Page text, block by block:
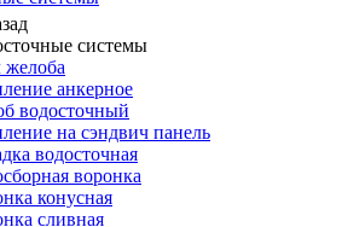
системы
желоба
анкерное
водосточный
на сэндвич панель
водосточная
воронка
конусная
сливная